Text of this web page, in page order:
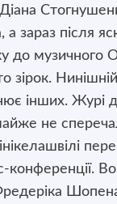
зараз після
до музичного
зірок.
інших.
не
конференції.